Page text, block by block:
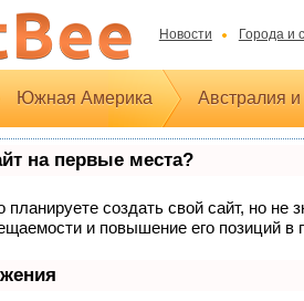
Новости Города и
Южная Америка Австралия
на первые места?
создать свой сайт, но
и повышение его позиций в